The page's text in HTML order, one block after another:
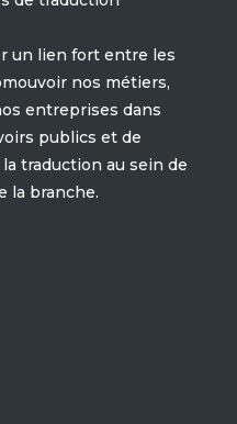
un lien fort entre les
nos métiers,
entreprises dans
publics et de
traduction au sein de
la branche.